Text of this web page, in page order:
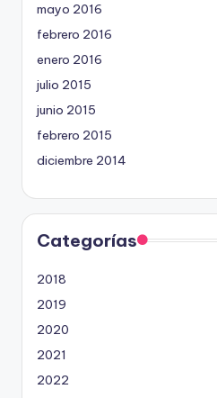
mayo 2016
febrero 2016
enero 2016
julio 2015
junio 2015
febrero 2015
diciembre 2014
Categorías
2018
2019
2020
2021
2022